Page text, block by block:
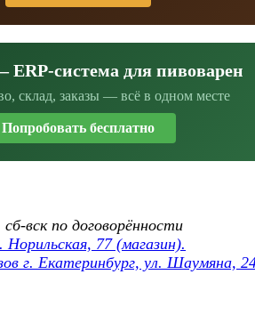
ERP-система для пивоварен
склад, заказы — всё в одном месте
Попробовать бесплатно
вск по договорённости
Норильская, 77 (магазин).
г. Екатеринбург, ул. Шаумяна,